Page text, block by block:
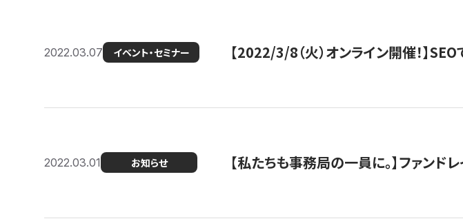
2022.03.07 イベント・セミナー 【2022/3/8（火）オンライン開催！】
2022.03.01 お知らせ 【私たちも事務局の一員に。】ファン